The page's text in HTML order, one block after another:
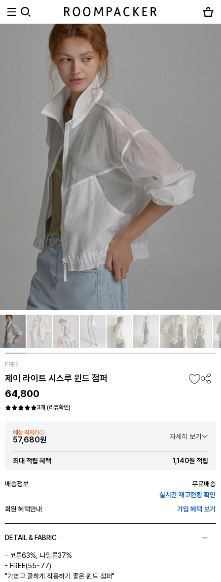
FREE
제이 라이트 시스루 윈드 점퍼
64,800
3개 (리뷰확인)
예상 최저가
57,680원 자세히 보기
최대 적립 혜택 1,140원 적립
배송정보
무료배송
실시간 재고현황 확인
회원 혜택안내
가입 혜택 보기
DETAIL & FABRIC
- 코튼63%, 나일론37%
- FREE(55~77)
"가볍고 쿨하게 착용하기 좋은 윈드 점퍼"